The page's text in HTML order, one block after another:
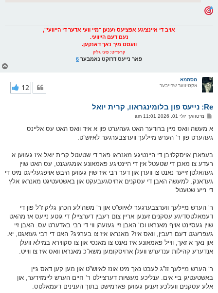
אויב די איינציגע אפציעס זענען "מיי וועי אדער די הייוועי",
נעם דעם הייוועי.
וועסט מיך נאך דאנקען.
קרעדיט: פיני גליק
פאר נייעס דרוקט נאמבער 6
מסתמא
אקטיווער שרייבער
Re: נייעס פון בלומינגראוו, קרית יואל
12
פ
ו
ט
מיטוואך יולי 01, 2026 11:01 am
א מעשה וואס מיין ברודער האט געהערט פון א איד וואס האט עס אליינס
געהערט פון ר‘ הערש מיילעך ווערצבערגער לאיוש”ט.
בעפארן אויסקלויבן די היינטיגע מאנראו פאר די שטעטל קרית יואל איז געווען א
רעדע צו מאכן די שטעטל אין די היינטיגע פאמאונע אומגעגנט, עס האט שוין
געהאלטן זייער נאנט צו ווערן און דער רבי איז שוין געווען היבש אויפגעלייגט מיט די
געדאנק. למעשה האבן די עסקנים ארויסגעבעקט און באשטעטיגט מאנראו אלץ
די נייע שטעטל.
ר‘ הערש מיילעך ווערצבערגער לאיוש”ט און ר‘ משה‘לע הכהן גליק ז”ל פון די
דעמאלטסדיגע עסקנים זענען אריין צום רעבין דערציילן די גוטע נייעס אז מהאט
שוין געסיינט אויף מאנראו וכו‘ האבן זיי געזעהן ווי די רבי באדערט עס. האבן זיי
געפרעגט דעם רעבין, וואס איז? מאנראו איז צו בערגיג? האט די רבי געזאגט, יא.
און נאך א זאך, ווייל פאמאונע איז נאנט צו מאנסי און צו סקווירא במילא וועלן
אנדערע קהילות ענדערש וועלן ארויסקומען משא”כ מאנראו וואס איז צו ווייט.
ר‘ הערש מיילעך זז”ג לעבט נאך מיט אונז לאיוש”ט און מען קען דאס גיין
באשטעטיגן ביי אים. ענליכע מעשיות דערציילט ר‘ חיים הערש ליימזידער, און
אלע עסקנים וועלכע זענען געווען פארמישט בתוך הענינים דעמאלטס.